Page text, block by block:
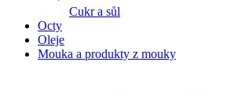
Cukr a sůl
Octy
Oleje
Mouka a produkty z mouky